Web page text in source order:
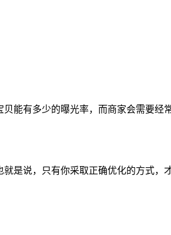
贝能有多少的曝光率，而商家会需要经
是说，只有你采取正确优化的方式，